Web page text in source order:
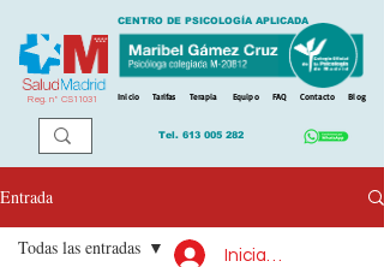
Reg. nº CS11031
CENTRO DE PSICOLOGÍA APLICADA
Inicio Tarifas Terapia Equipo FAQ Contacto Blog
Tel. 613 005 282
Entrada
Todas las entradas Iniciar sesión